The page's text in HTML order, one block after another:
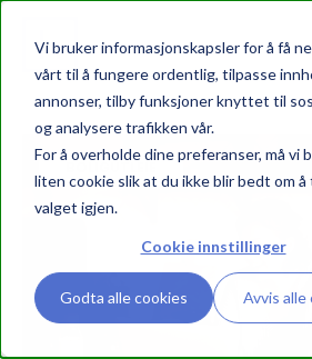
Vi bruker informasjonskapsler for å få
vårt til å fungere ordentlig, tilpasse
annonser, tilby funksjoner knyttet til
og analysere trafikken vår.
For å overholde dine preferanser, må vi
liten cookie slik at du ikke blir bedt om
valget igjen.
Cookie innstillinger
Godta alle cookies Avvis alle